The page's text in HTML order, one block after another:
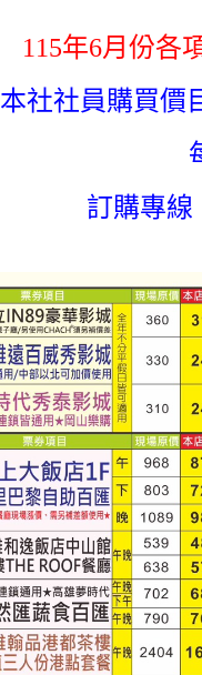
115年6月份各
本社社員購買價
訂購專線